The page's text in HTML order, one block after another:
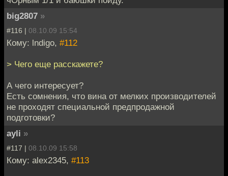
big2807 »
#116 | 08.10.09 15:54
Кому: lndigo, #112
> Чего еще расскажете?
А чего интересует?
Есть сомнения, что вина от мелких производителей
не проходят специальной предпродажной
подготовки?
ayli »
#117 | 08.10.09 15:58
Кому: alex2345, #113